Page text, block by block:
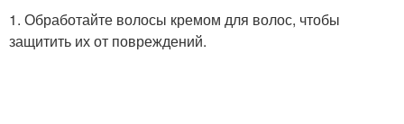
1. Обработайте волосы кремом для волос, чтобы
защитить их от повреждений.